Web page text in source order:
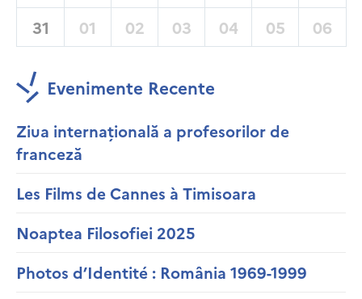
31
01 02 03 04 05 06
Evenimente Recente
Ziua internațională a profesorilor de
franceză
Les Films de Cannes à Timisoara
Noaptea Filosofiei 2025
Photos d’Identité : România 1969-1999